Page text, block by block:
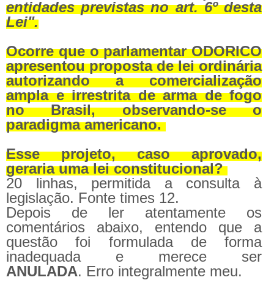
entidades previstas no art. 6º desta
Lei".
Ocorre que o parlamentar ODORICO
apresentou proposta de lei ordinária
autorizando a comercialização
ampla e irrestrita de arma de fogo
no Brasil, observando-se o
paradigma americano.
Esse projeto, caso aprovado,
geraria uma lei constitucional?
20 linhas, permitida a consulta à
legislação. Fonte times 12.
Depois de ler atentamente os
comentários abaixo, entendo que a
questão foi formulada de forma
inadequada e merece ser
ANULADA. Erro integralmente meu.